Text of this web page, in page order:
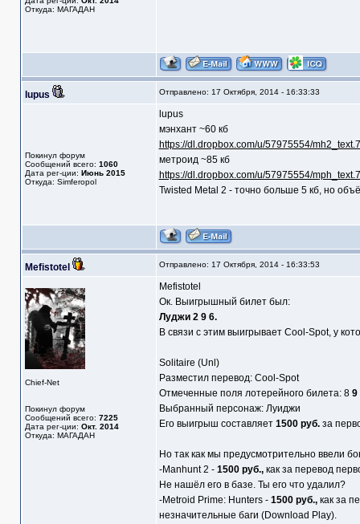
Откуда: МАГАДАН
lupus Отправлено: 17 Октября, 2014 - 16:33:33
Покинул форум
Сообщений всего: 1060
Дата рег-ции: Июнь 2015
Откуда: Simferopol
lupus
мэнхант ~60 кб
https://dl.dropbox.com/u/57975554/
метроид ~85 кб
https://dl.dropbox.com/u/57975554/
Twisted Metal 2 - точно больше 5 кб, но
Mefistotel Отправлено: 17 Октября, 2014 - 16:33:53
Chief-Net
Покинул форум
Сообщений всего: 7225
Дата рег-ции: Окт. 2014
Откуда: МАГАДАН
Mefistotel
Ок. Выигрышный билет был:
Луджи 2 9 6.
В связи с этим выигрывает Cool-Spot, у
Solitaire (Unl)
Разместил перевод: Cool-Spot
Отмеченные поля лотерейного билета: 8 9
Выбранный персонаж: Луиджи
Его выигрыш составляет 1500 руб.за
Но так как мы предусмотрительно ввели
-Manhunt 2 - 1500 руб.,как за перевод
Не нашёл его в базе. Ты его что удалил?
-Metroid Prime: Hunters - 1500 руб.,как за
незначительные баги (Download Play).